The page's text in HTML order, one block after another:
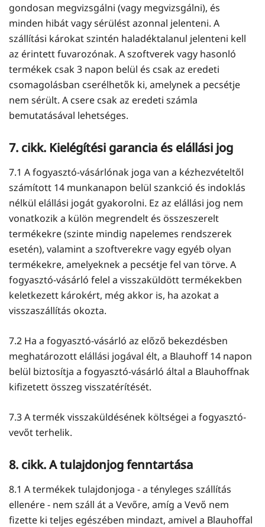
gondosan megvizsgálni (vagy megvizsgálni), és
minden hibát vagy sérülést azonnal jelenteni. A
szállítási károkat szintén haladéktalanul jelenteni kell
az érintett fuvarozónak. A szoftverek vagy hasonló
termékek csak 3 napon belül és csak az eredeti
csomagolásban cserélhetők ki, amelynek a pecsétje
nem sérült. A csere csak az eredeti számla
bemutatásával lehetséges.
7. cikk. Kielégítési garancia és elállási jog
7.1 A fogyasztó-vásárlónak joga van a kézhezvételtől
számított 14 munkanapon belül szankció és indoklás
nélkül elállási jogát gyakorolni. Ez az elállási jog nem
vonatkozik a külön megrendelt és összeszerelt
termékekre (szinte mindig napelemes rendszerek
esetén), valamint a szoftverekre vagy egyéb olyan
termékekre, amelyeknek a pecsétje fel van törve. A
fogyasztó-vásárló felel a visszaküldött termékekben
keletkezett károkért, még akkor is, ha azokat a
visszaszállítás okozta.
7.2 Ha a fogyasztó-vásárló az előző bekezdésben
meghatározott elállási jogával élt, a Blauhoff 14 napon
belül biztosítja a fogyasztó-vásárló által a Blauhoffnak
kifizetett összeg visszatérítését.
7.3 A termék visszaküldésének költségei a fogyasztó-
vevőt terhelik.
8. cikk. A tulajdonjog fenntartása
8.1 A termékek tulajdonjoga - a tényleges szállítás
ellenére - nem száll át a Vevőre, amíg a Vevő nem
fizette ki teljes egészében mindazt, amivel a Blauhoffal